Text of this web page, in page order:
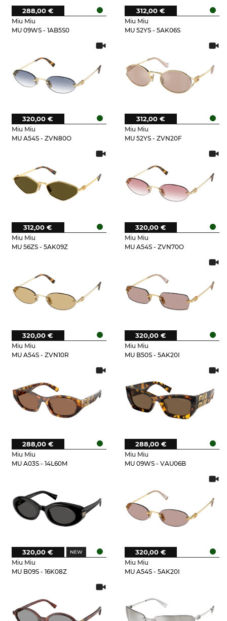
Miu Miu
MU 09WS - 1AB5S0
288,00 €
Miu Miu
MU 52YS - 5AK06S
312,00 €
Miu Miu
MU A54S - ZVN80O
320,00 €
Miu Miu
MU 52YS - ZVN20F
312,00 €
Miu Miu
MU 56ZS - 5AK09Z
312,00 €
Miu Miu
MU A54S - ZVN70O
320,00 €
Miu Miu
MU A54S - ZVN10R
320,00 €
Miu Miu
MU B50S - 5AK20I
320,00 €
Miu Miu
MU A03S - 14L60M
288,00 €
Miu Miu
MU 09WS - VAU06B
288,00 €
Miu Miu
MU B09S - 16K08Z
320,00 €
Miu Miu
MU A54S - 5AK20I
320,00 €